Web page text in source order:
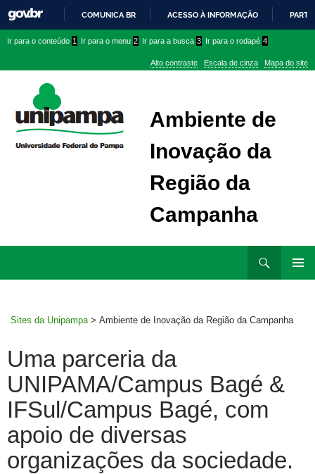
PARA
CONTEÚDO
COMUNICA BR ACESSO À INFORMAÇÃO
conteúdo
menu
superior
menu
Ir para o conteúdo 1 Ir para o menu 2 Ir para a busca 3 Ir para o rodapé 4
Alto contraste Escala de cinza Mapa do site
Ambiente de
Inovação da
Região da
Campanha
Sites da Unipampa > Ambiente de Inovação da Região da Campanha
Uma parceria da
UNIPAMA/Campus Bagé &
IFSul/Campus Bagé, com
apoio de diversas
organizações da sociedade.